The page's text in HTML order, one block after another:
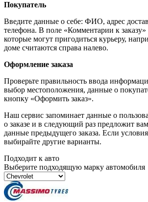
Покупатель
Введите данные о себе: ФИО, адрес
телефона. В поле «Комментарии к заказу»
которые могут пригодиться курьеру,
доме считаются справа налево.
Оформление заказа
Проверьте правильность ввода
выбор местоположения, данные о
кнопку «Оформить заказ».
Наш сервис запоминает данные о
о заказе и в следующий раз предложит
данные предыдущего заказа. Если
выбирайте другие варианты.
Подходит к авто
Выберите подходящую марку автомобиля